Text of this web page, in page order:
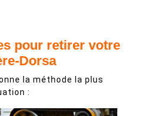
pour retirer votre
Dorsa
la méthode la plus
: